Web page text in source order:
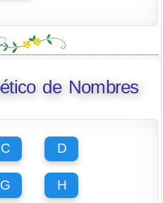
de Nombres
C D
G H